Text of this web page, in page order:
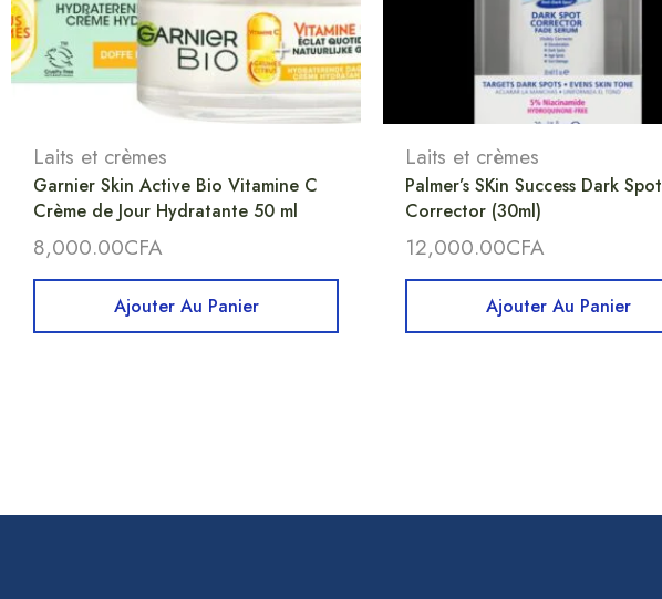
Laits et crèmes
Garnier Skin Active Bio Vitamine C
Crème de Jour Hydratante 50 ml
8,000.00CFA
Ajouter Au Panier
Laits et crèmes
Palmer’s SKin Success Dark Spot
Corrector (30ml)
12,000.00CFA
Ajouter Au Panier